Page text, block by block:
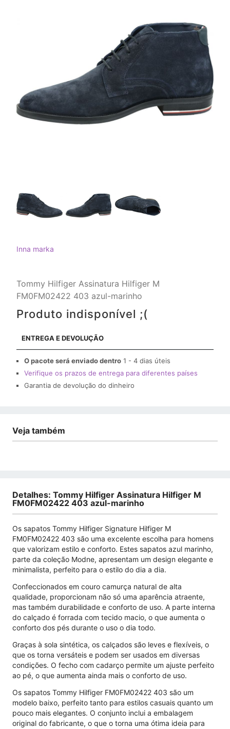
Inna marka
Tommy Hilfiger Assinatura Hilfiger M
FM0FM02422 403 azul-marinho
Produto indisponível ;(
ENTREGA E DEVOLUÇÃO
O pacote será enviado dentro 1 - 4 dias úteis
Verifique os prazos de entrega para diferentes países
Garantia de devolução do dinheiro
Veja também
Detalhes: Tommy Hilfiger Assinatura Hilfiger M
FM0FM02422 403 azul-marinho
Os sapatos Tommy Hilfiger Signature Hilfiger M
FM0FM02422 403 são uma excelente escolha para homens
que valorizam estilo e conforto. Estes sapatos azul marinho,
parte da coleção Modne, apresentam um design elegante e
minimalista, perfeito para o estilo do dia a dia.
Confeccionados em couro camurça natural de alta
qualidade, proporcionam não só uma aparência atraente,
mas também durabilidade e conforto de uso. A parte interna
do calçado é forrada com tecido macio, o que aumenta o
conforto dos pés durante o uso o dia todo.
Graças à sola sintética, os calçados são leves e flexíveis, o
que os torna versáteis e podem ser usados ​​em diversas
condições. O fecho com cadarço permite um ajuste perfeito
ao pé, o que aumenta ainda mais o conforto de uso.
Os sapatos Tommy Hilfiger FM0FM02422 403 são um
modelo baixo, perfeito tanto para estilos casuais quanto um
pouco mais elegantes. O conjunto inclui a embalagem
original do fabricante, o que o torna uma ótima ideia para